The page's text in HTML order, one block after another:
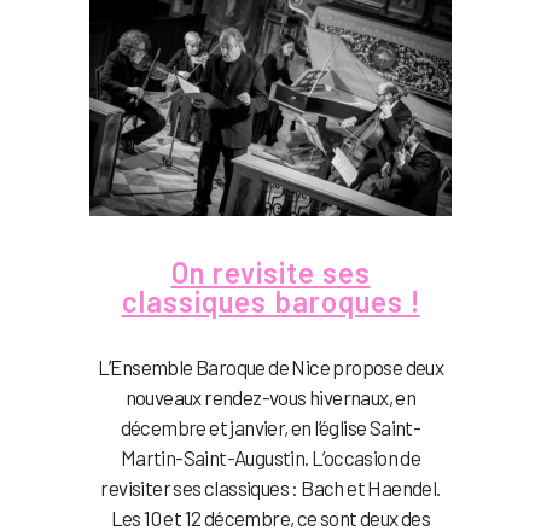
On revisite ses
classiques baroques !
L’Ensemble Baroque de Nice propose deux
nouveaux rendez-vous hivernaux, en
décembre et janvier, en l’église Saint-
Martin-Saint-Augustin. L’occasion de
revisiter ses classiques : Bach et Haendel.
Les 10 et 12 décembre, ce sont deux des